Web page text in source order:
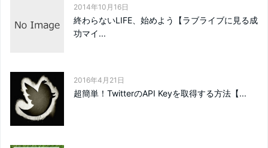
2014年10月16日
終わらないLIFE、始めよう【ラブライブに見る成
功マイ...
2016年4月21日
超簡単！TwitterのAPI Keyを取得する方法【...